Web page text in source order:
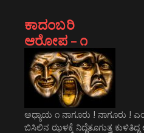
ಕಾದಂಬರಿ
ಆರೋಪ – ೧
ಅಧ್ಯಾಯ ೧ ನಾಗೂರು ! ನಾಗೂರು !
ಬಿಸಿಲಿನ ಝಳಕ್ಕೆ ನಿದ್ದೆತೂಗುತ್ತ